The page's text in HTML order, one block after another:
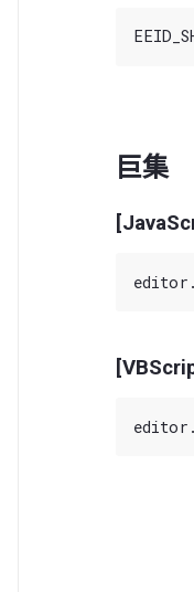
巨集